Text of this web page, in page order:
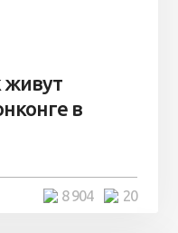
живут
в
20
8 904